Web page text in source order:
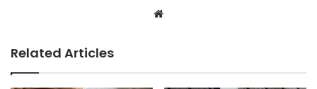
Website
Related Articles